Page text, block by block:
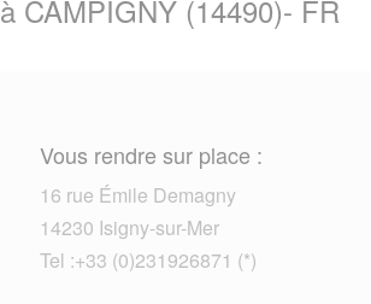
CAMPIGNY (14490)- FR
Vous rendre sur place :
16 rue Émile Demagny
14230 Isigny-sur-Mer
Tel :+33 (0)231926871 (*)